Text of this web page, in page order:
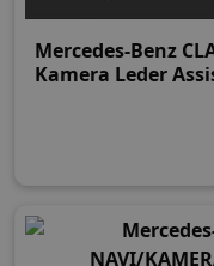
Mercedes-Benz
Kamera Leder